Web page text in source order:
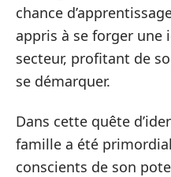
chance
appris à se forger
secteur, profitant de
se démarquer.
Dans cette quête
famille a été
conscients de son